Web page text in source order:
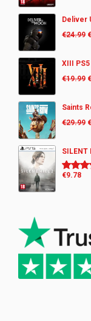
Deliver
€24.99 €
XIII
€19.99 €
Saints
€29.99 €
SILENT
Valutato
€9.78